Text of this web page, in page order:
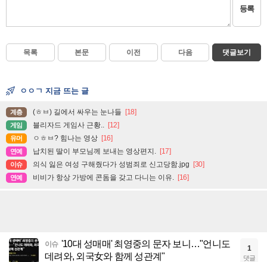
등록
목록 본문 이전 다음 댓글보기
ㅇㅇㄱ 지금 뜨는 글
계층 (ㅎㅂ) 길에서 싸우는 눈나들 [18]
게임 블리자드 게임사 근황.. [12]
유머 ㅇㅎㅂ? 힘나는 영상 [16]
연예 납치된 딸이 부모님께 보내는 영상편지. [17]
이슈 의식 잃은 여성 구해줬다가 성범죄로 신고당함.jpg [30]
연예 비비가 항상 가방에 콘돔을 갖고 다니는 이유. [16]
이슈 '10대 성매매' 최영중의 문자 보니…"언니도
데려와, 외국女와 함께 성관계"
1
댓글